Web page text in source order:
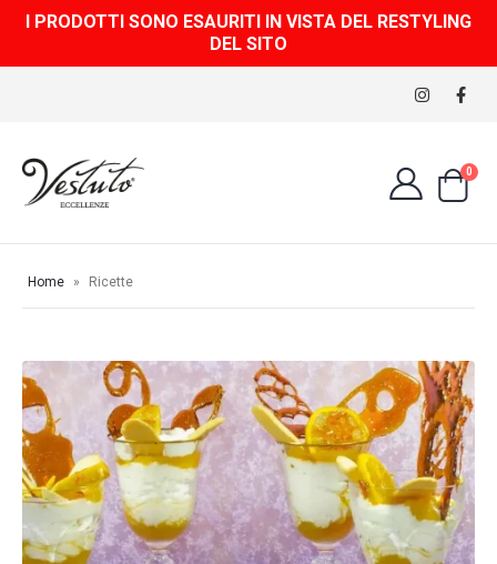
I PRODOTTI SONO ESAURITI IN VISTA DEL RESTYLING
DEL SITO
0
Home » Ricette